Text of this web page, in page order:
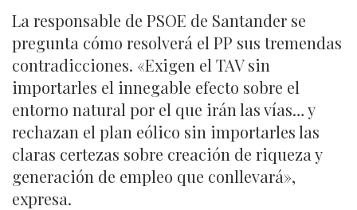
La responsable de PSOE de Santander se
pregunta cómo resolverá el PP sus tremendas
contradicciones. «Exigen el TAV sin
importarles el innegable efecto sobre el
entorno natural por el que irán las vías… y
rechazan el plan eólico sin importarles las
claras certezas sobre creación de riqueza y
generación de empleo que conllevará»,
expresa.